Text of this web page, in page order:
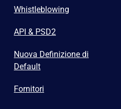
Whistleblowing
API & PSD2
Nuova Definizione di
Default
Fornitori